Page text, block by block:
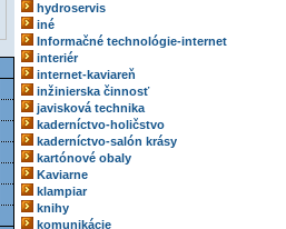
hydroservis
iné
Informačné technológie-internet
interiér
internet-kaviareň
inžinierska činnosť
javisková technika
kaderníctvo-holičstvo
kaderníctvo-salón krásy
kartónové obaly
Kaviarne
klampiar
knihy
komunikácie